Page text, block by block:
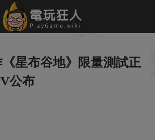
星布谷地》限量測試正
公布